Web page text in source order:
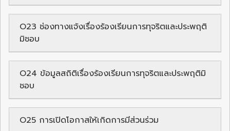
O23 ช่องทางแจ้งเรื่องร้องเรียนการทุจริตและประพฤติ
มิชอบ
O24 ข้อมูลสถิติเรื่องร้องเรียนการทุจริตและประพฤติมิ
ชอบ
O25 การเปิดโอกาสให้เกิดการมีส่วนร่วม